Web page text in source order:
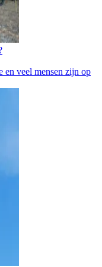
en veel mensen zijn op